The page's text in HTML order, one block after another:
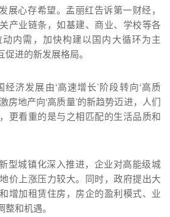
展心存希望。孟丽红告诉第一财经，
产业链条，如基建、商业、学校等各
内需，加快构建以国内大循环为主
进的新发展格局。
济发展由‘高速增长’阶段转向‘高质
房地产向‘高质量’的新趋势迈进，人们
更看重的是与之相匹配的生活品质和
型城镇化深入推进，企业对高能级城
价上涨压力较大。同时，政府提出大
增加租赁住房，房企的盈利模式、业
和机遇。